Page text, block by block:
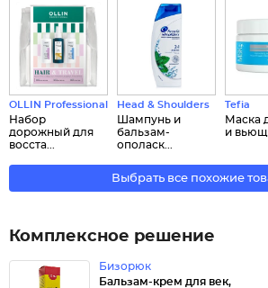
OLLIN Professional
Набор
дорожный для
восста...
Head & Shoulders
Шампунь и
бальзам-
ополаск...
Tefia
Маска
и
Выбрать все похожие
Комплексное решение
Бизорюк
Бальзам-крем для век,